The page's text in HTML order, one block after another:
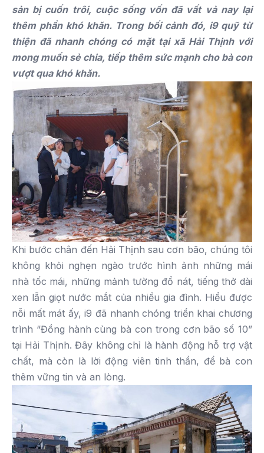
sản bị cuốn trôi, cuộc sống vốn đã vất vả nay lại
thêm phần khó khăn. Trong bối cảnh đó, i9 quỹ từ
thiện đã nhanh chóng có mặt tại xã Hải Thịnh với
mong muốn sẻ chia, tiếp thêm sức mạnh cho bà con
vượt qua khó khăn.
Khi bước chân đến Hải Thịnh sau cơn bão, chúng tôi
không khỏi nghẹn ngào trước hình ảnh những mái
nhà tốc mái, những mảnh tường đổ nát, tiếng thở dài
xen lẫn giọt nước mắt của nhiều gia đình. Hiểu được
nỗi mất mát ấy, i9 đã nhanh chóng triển khai chương
trình “Đồng hành cùng bà con trong cơn bão số 10”
tại Hải Thịnh. Đây không chỉ là hành động hỗ trợ vật
chất, mà còn là lời động viên tinh thần, để bà con
thêm vững tin và an lòng.